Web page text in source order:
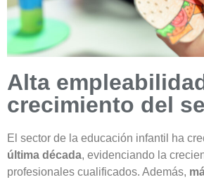
Alta
crecimiento del
El sector de la educación infantil ha
última década, evidenciando la
profesionales cualificados. Además,